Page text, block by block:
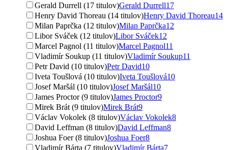
Gerald Durrell (17 titulov)Gerald Durrell17
Henry David Thoreau (14 titulov)Henry David Thoreau14
Milan Paprčka (12 titulov)Milan Paprčka12
Libor Sváček (12 titulov)Libor Sváček12
Marcel Pagnol (11 titulov)Marcel Pagnol11
Vladimír Soukup (11 titulov)Vladimír Soukup11
Petr David (10 titulov)Petr David10
Iveta Toušlová (10 titulov)Iveta Toušlová10
Josef Maršál (10 titulov)Josef Maršál10
James Proctor (9 titulov)James Proctor9
Mirek Brát (9 titulov)Mirek Brát9
Václav Vokolek (8 titulov)Václav Vokolek8
David Leffman (8 titulov)David Leffman8
Joshua Foer (8 titulov)Joshua Foer8
Vladimír Bárta (7 titulov)Vladimír Bárta7